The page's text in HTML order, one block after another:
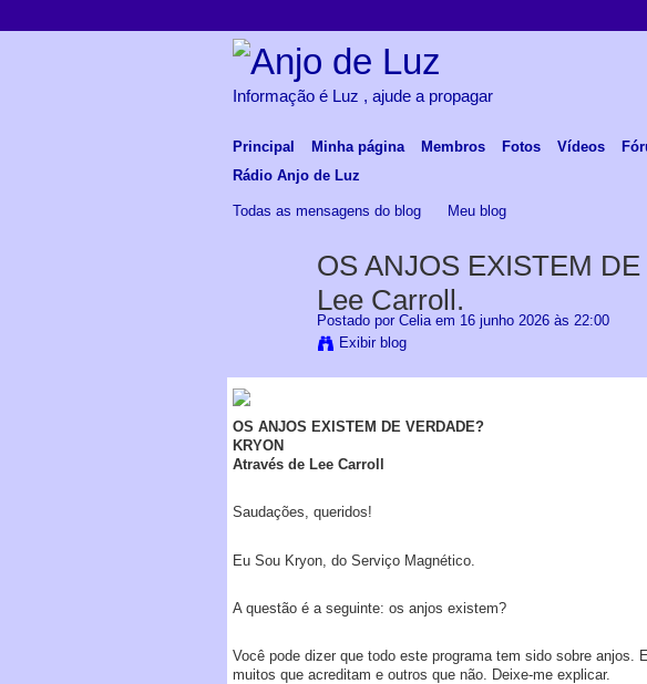
Informação é Luz , ajude a propagar
Principal Minha página Membros Fotos Vídeos
Rádio Anjo de Luz
Todas as mensagens do blog Meu blog
OS ANJOS EXISTEM
Lee Carroll.
Postado por Celiaem 16 junho 2026 às 22:00
Exibir blog
OS ANJOS EXISTEM DE VERDADE?
KRYON
Através de Lee Carroll
Saudações, queridos!
Eu Sou Kryon, do Serviço Magnético.
A questão é a seguinte: os anjos existem?
Você pode dizer que todo este programa tem sido sobre
muitos que acreditam e outros que não. Deixe-me explicar.